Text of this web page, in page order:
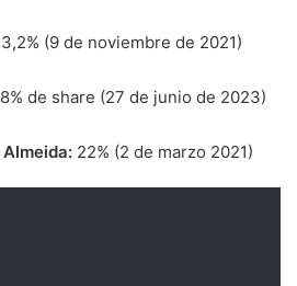
(9 de noviembre de 2021)
de share (27 de junio de 2023)
22% (2 de marzo 2021)